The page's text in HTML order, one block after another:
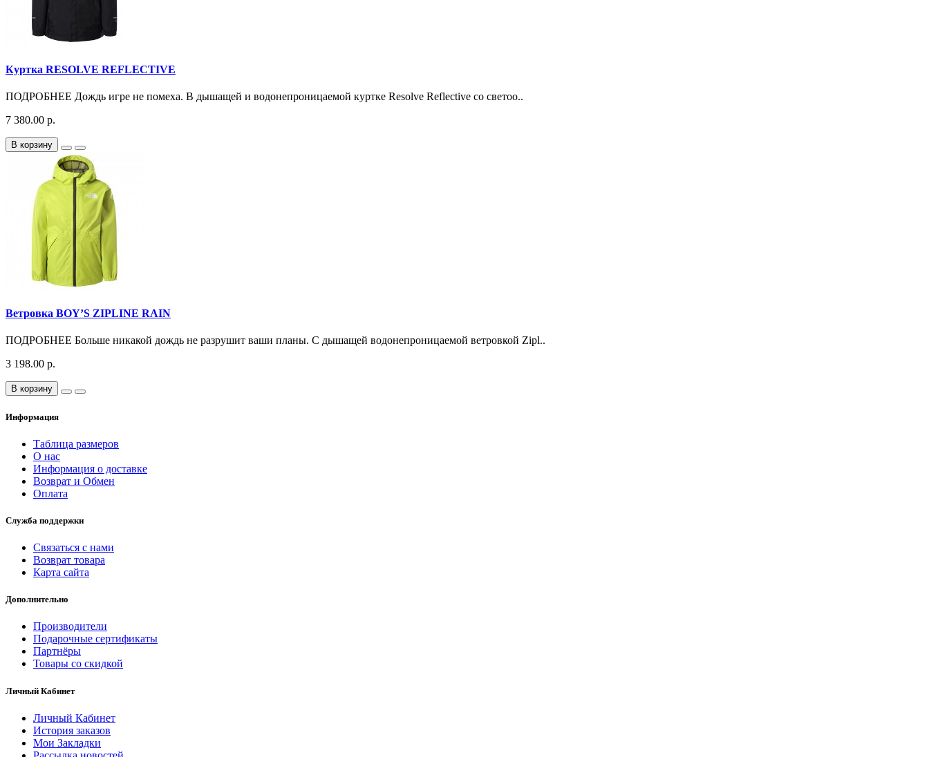
Куртка RESOLVE REFLECTIVE
ПОДРОБНЕЕ Дождь игре не помеха. В дышащей и водонепроницаемой куртке Resolve Reflective со светоо..
7 380.00 р.
В корзину
Ветровка BOY’S ZIPLINE RAIN
ПОДРОБНЕЕ Больше никакой дождь не разрушит ваши планы. С дышащей водонепроницаемой ветровкой Zipl..
3 198.00 р.
В корзину
Информация
Таблица размеров
О нас
Информация о доставке
Возврат и Обмен
Оплата
Служба поддержки
Связаться с нами
Возврат товара
Карта сайта
Дополнительно
Производители
Подарочные сертификаты
Партнёры
Товары со скидкой
Личный Кабинет
Личный Кабинет
История заказов
Мои Закладки